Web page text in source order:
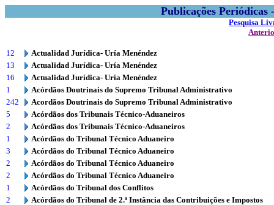
Publicações
Pesquisa
12
Actualidad Jurídica- Uría Menéndez
13
Actualidad Jurídica- Uría Menéndez
16
Actualidad Jurídica- Uría Menéndez
1
Acórdãos Doutrinais do Supremo Tribunal Administrativo
242
Acordãos Doutrinais do Supremo Tribunal Administrativo
5
Acórdãos dos Tribunais Técnico-Aduaneiros
2
Acórdãos dos Tribunais Técnico-Aduaneiros
1
Acórdãos do Tribunal Técnico Aduaneiro
3
Acórdãos do Tribunal Técnico Aduaneiro
2
Acórdãos do Tribunal Técnico Aduaneiro
2
Acórdãos do Tribunal Técnico Aduaneiro
1
Acórdãos do Tribunal dos Conflitos
2
Acórdãos do Tribunal de 2.ª Instância das Contribuições e Impostos